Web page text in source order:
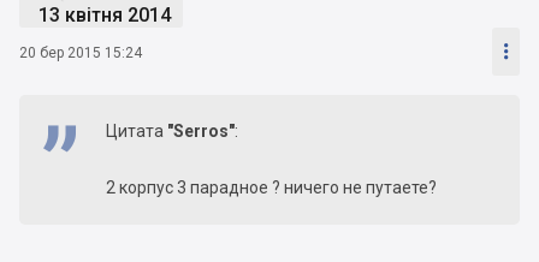
13 квітня 2014
20 бер 2015 15:24 
Цитата "Serros":
2 корпус 3 парадное ? ничего не путаете?